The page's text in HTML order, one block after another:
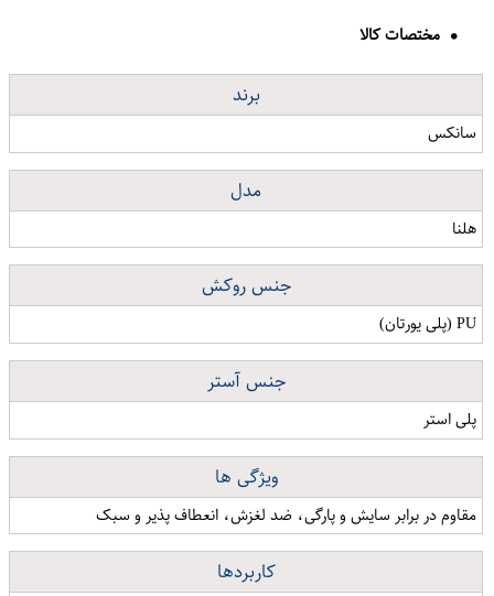
مختصات کالا
برند
سانکس
مدل
هلنا
جنس روکش
PU (پلی یورتان)
جنس آستر
پلی استر
ویژگی ها
مقاوم در برابر سایش و پارگی، ضد لغزش، انعطاف پذیر و سبک
کاربردها